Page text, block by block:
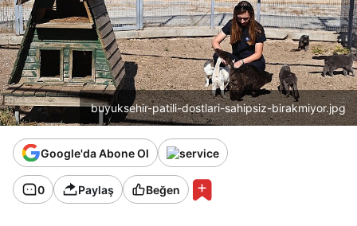
buyuksehir-patili-dostlari-sahipsiz-birakmiyor.jpg
Google'da Abone Ol
0 Paylaş Beğen